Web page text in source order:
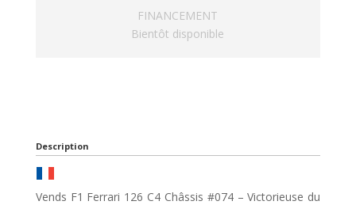
FINANCEMENT
Bientôt disponible
Description
Vends F1 Ferrari 126 C4 Châssis #074 – Victorieuse du